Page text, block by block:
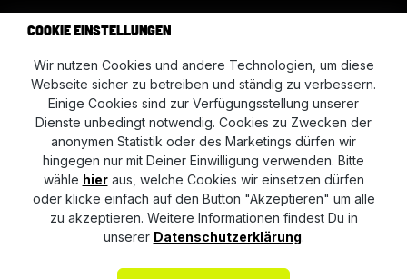
COOKIE EINSTELLUNGEN
Wir nutzen Cookies und andere Technologien, um diese
Webseite sicher zu betreiben und ständig zu verbessern.
Einige Cookies sind zur Verfügungsstellung unserer
Dienste unbedingt notwendig. Cookies zu Zwecken der
anonymen Statistik oder des Marketings dürfen wir
hingegen nur mit Deiner Einwilligung verwenden. Bitte
wähle hieraus, welche Cookies wir einsetzen dürfen
oder klicke einfach auf den Button "Akzeptieren" um alle
zu akzeptieren. Weitere Informationen findest Du in
unserer Datenschutzerklärung.